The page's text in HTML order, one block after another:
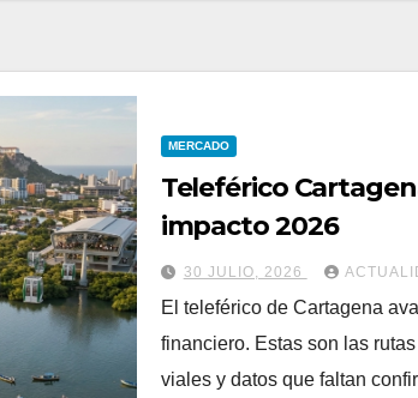
MERCADO
Teleférico
impacto 2026
30 JULIO, 2026
El teleférico de Cartagena
financiero. Estas son las
viales y datos que faltan